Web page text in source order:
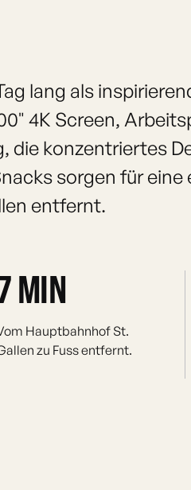
lang als
4K Screen,
die konzentriertes
sorgen für
entfernt.
MIN
Hauptbahnhof St.
zu Fuss entfernt.